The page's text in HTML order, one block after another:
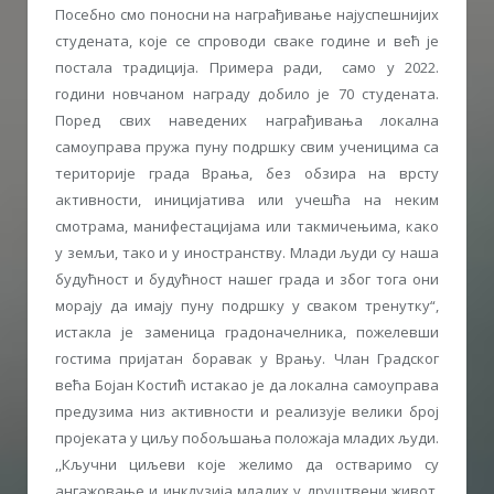
Посебно смо поносни на награђивање најуспешнијих
студената, које се спроводи сваке године и већ је
постала традиција. Примера ради, само у 2022.
години новчаном награду добило је 70 студената.
Поред свих наведених награђивања локална
самоуправа пружа пуну подршку свим ученицима са
територије града Врања, без обзира на врсту
активности, иницијатива или учешћа на неким
смотрама, манифестацијама или такмичењима, како
у земљи, тако и у иностранству. Млади људи су наша
будућност и будућност нашег града и због тога они
морају да имају пуну подршку у сваком тренутку“,
истакла је заменица градоначелника, пожелевши
гостима пријатан боравак у Врању. Члан Градског
већа Бојан Костић истакао је да локална самоуправа
предузима низ активности и реализује велики број
пројеката у циљу побољшања положаја младих људи.
,,Кључни циљеви које желимо да остваримо су